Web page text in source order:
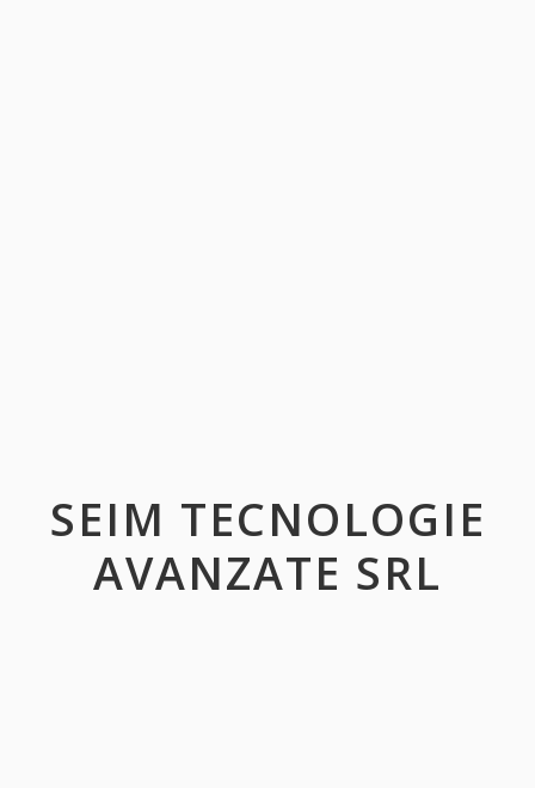
SEIM TECNOLOGIE
AVANZATE SRL